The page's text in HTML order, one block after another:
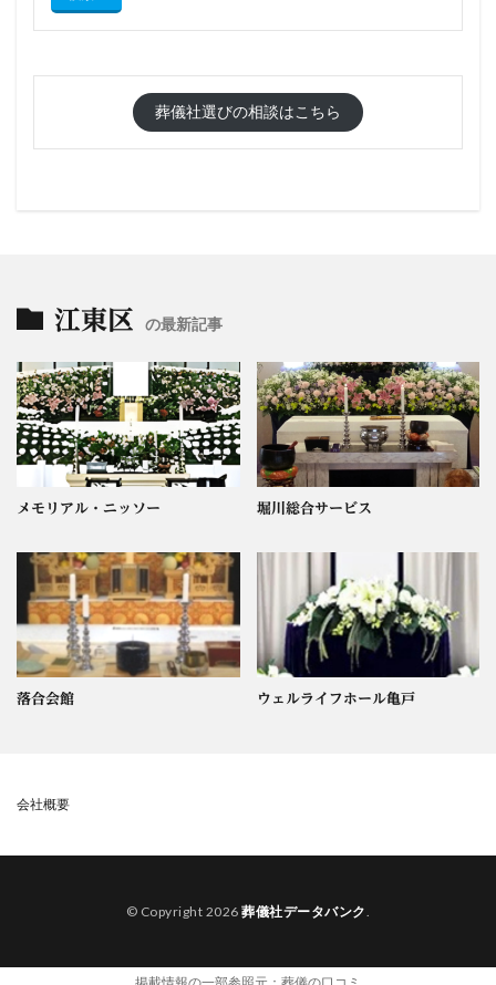
葬儀社選びの相談はこちら
江東区 の最新記事
メモリアル・ニッソー 堀川総合サービス
落合会館 ウェルライフホール亀戸
会社概要
© Copyright 2026葬儀社データバンク.